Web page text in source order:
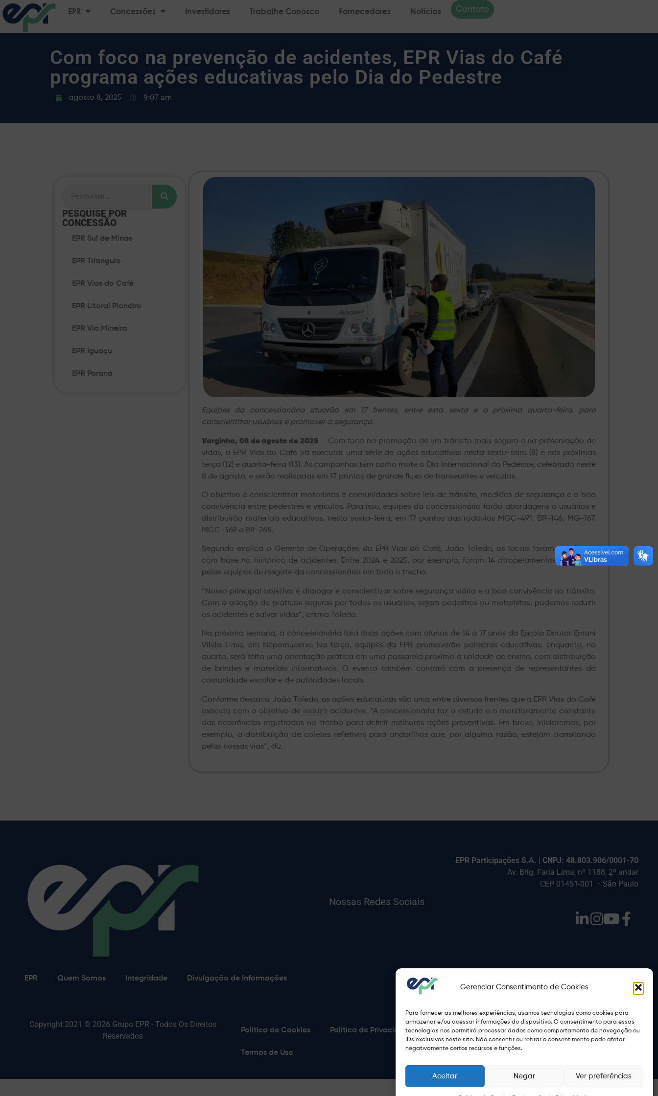
Gerenciar Consentimento de Cookies
Para fornecer as melhores experiências, usamos tecnologias como cookies para
armazenar e/ou acessar informações do dispositivo. O consentimento para essas
tecnologias nos permitirá processar dados como comportamento de navegação ou
IDs exclusivos neste site. Não consentir ou retirar o consentimento pode afetar
negativamente certos recursos e funções.
Aceitar Negar Ver preferências
EPR Concessões Investidores Trabalhe Conosco Fornecedores Notícias Contato
Com foco na prevenção de acidentes, EPR Vias do Café
programa ações educativas pelo Dia do Pedestre
agosto 8, 2025 9:07 am
PESQUISE POR
CONCESSÃO​
EPR Sul de Minas
EPR Triangulo
EPR Vias do Café
EPR Litoral Pioneiro
EPR Via Mineira
EPR Iguaçu
EPR Paraná
Equipes da concessionária atuarão em 17 frentes, entre esta sexta e a próxima quarta-feira, para
conscientizar usuários e promover a segurança.
Varginha, 08 de agosto de 2025 – Com foco na promoção de um trânsito mais seguro e na preservação de
vidas, a EPR Vias do Café irá executar uma série de ações educativas nesta sexta-feira (8) e nas próximas
terça (12) e quarta-feira (13). As campanhas têm como mote o Dia Internacional do Pedestre, celebrado neste
8 de agosto, e serão realizadas em 17 pontos de grande fluxo de transeuntes e veículos.
O objetivo é conscientizar motoristas e comunidades sobre leis de trânsito, medidas de segurança e a boa
convivência entre pedestres e veículos. Para isso, equipes da concessionária farão abordagens a usuários e
distribuirão materiais educativos, nesta sexta-feira, em 17 pontos das rodovias MGC-491, BR-146, MG-167,
MGC-369 e BR-265.
Segundo explica o Gerente de Operações da EPR Vias do Café, João Toledo, os locais foram escolhidos
com base no histórico de acidentes. Entre 2024 e 2025, por exemplo, foram 14 atropelamentos atendidos
pelas equipes de resgate da concessionária em todo o trecho.
“Nosso principal objetivo é dialogar e conscientizar sobre segurança viária e a boa convivência no trânsito.
Com a adoção de práticas seguras por todos os usuários, sejam pedestres ou motoristas, podemos reduzir
os acidentes e salvar vidas”, afirma Toledo.
Na próxima semana, a concessionária fará duas ações com alunos de 14 a 17 anos da Escola Doutor Ernani
Vilela Lima, em Nepomuceno. Na terça, equipes da EPR promoverão palestras educativas, enquanto, na
quarta, será feita uma orientação prática em uma passarela próximo à unidade de ensino, com distribuição
de brindes e materiais informativos. O evento também contará com a presença de representantes da
comunidade escolar e de autoridades locais.
Conforme destaca João Toledo, as ações educativas são uma entre diversas frentes que a EPR Vias do Café
executa com o objetivo de reduzir acidentes. “A concessionária faz o estudo e o monitoramento constante
das ocorrências registradas no trecho para definir melhores ações preventivas. Em breve, iniciaremos, por
exemplo, a distribuição de coletes refletivos para andarilhos que, por alguma razão, estejam transitando
pelas nossas vias”, diz.
EPR Participações S.A. | CNPJ: 48.803.906/0001-70
Av. Brig. Faria Lima, nº 1188, 2º andar
CEP 01451-001 – São Paulo
Nossas Redes Sociais
EPR Quem Somos Integridade Divulgação de Informações
Copyright 2021 © 2026 Grupo EPR - Todos Os Direitos
Reservados
Política de Cookies Política de Privacidade Sitemap
Termos de Uso